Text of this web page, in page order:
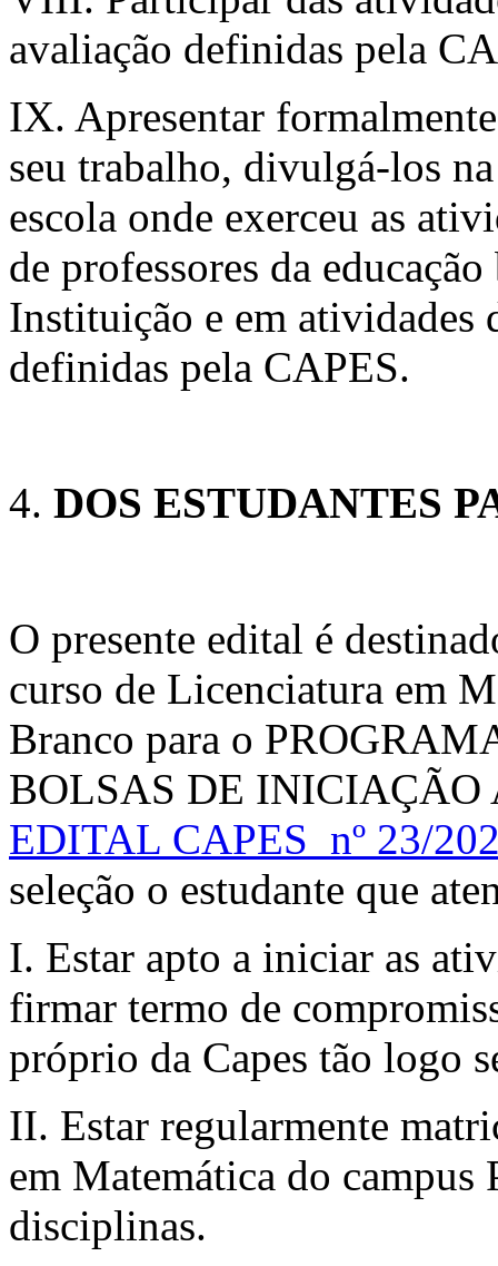
avaliação definidas pela
IX. Apresentar
seu trabalho, divulgá-los
escola onde exerceu as
de professores da
Instituição e em atividades
definidas pela CAPES.
DOS ESTUDANTES
O presente edital é
curso de Licenciatura em
Branco para o
BOLSAS DE INICIAÇÃO
EDITAL CAPES nº 23/
seleção o estudante que
I. Estar apto a iniciar as
firmar termo de
próprio da Capes tão logo
II. Estar regularmente
em Matemática do campus
disciplinas.